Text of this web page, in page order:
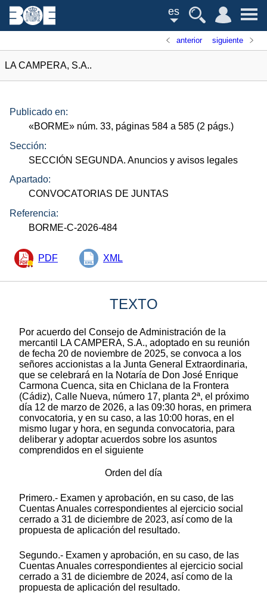
es
anterior siguiente
LA CAMPERA, S.A..
Publicado en:
«BORME» núm. 33, páginas 584 a 585 (2 págs.)
Sección:
SECCIÓN SEGUNDA. Anuncios y avisos legales
Apartado:
CONVOCATORIAS DE JUNTAS
Referencia:
BORME-C-2026-484
PDF XML
TEXTO
Por acuerdo del Consejo de Administración de la
mercantil LA CAMPERA, S.A., adoptado en su reunión
de fecha 20 de noviembre de 2025, se convoca a los
señores accionistas a la Junta General Extraordinaria,
que se celebrará en la Notaría de Don José Enrique
Carmona Cuenca, sita en Chiclana de la Frontera
(Cádiz), Calle Nueva, número 17, planta 2ª, el próximo
día 12 de marzo de 2026, a las 09:30 horas, en primera
convocatoria, y en su caso, a las 10:00 horas, en el
mismo lugar y hora, en segunda convocatoria, para
deliberar y adoptar acuerdos sobre los asuntos
comprendidos en el siguiente
Orden del día
Primero.- Examen y aprobación, en su caso, de las
Cuentas Anuales correspondientes al ejercicio social
cerrado a 31 de diciembre de 2023, así como de la
propuesta de aplicación del resultado.
Segundo.- Examen y aprobación, en su caso, de las
Cuentas Anuales correspondientes al ejercicio social
cerrado a 31 de diciembre de 2024, así como de la
propuesta de aplicación del resultado.